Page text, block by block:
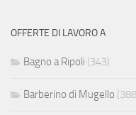
OFFERTE DI LAVORO A
Bagno a Ripoli (343)
Barberino di Mugello